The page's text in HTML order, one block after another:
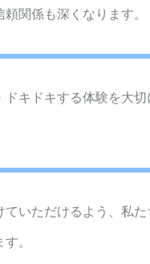
関係も深くなります。
キドキする体験を大
いただけるよう、私た
。